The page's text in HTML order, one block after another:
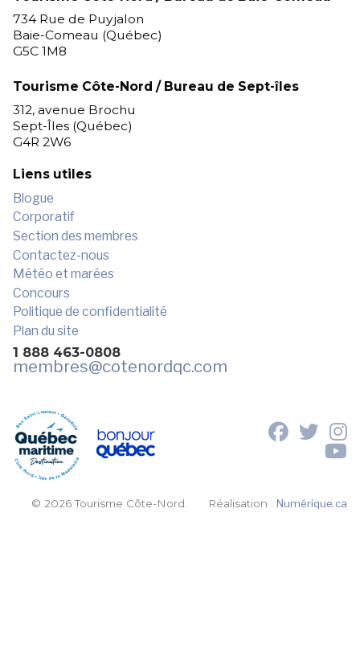
734 Rue de Puyjalon
Baie-Comeau (Québec)
G5C 1M8
Tourisme Côte-Nord / Bureau de Sept-îles
312, avenue Brochu
Sept-Îles (Québec)
G4R 2W6
Liens utiles
Blogue
Corporatif
Section des membres
Contactez-nous
Météo et marées
Concours
Politique de confidentialité
Plan du site
1 888 463-0808
membres@cotenordqc.com
© 2026 Tourisme Côte-Nord. Réalisation :Numérique.ca